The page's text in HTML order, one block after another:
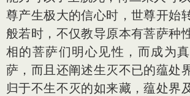
尊产生极大的信心时，世尊开始
般若时，不仅教导原本有菩萨种
相的菩萨们明心见性，而成为
萨，而且还阐述生灭不已的蕴处
归于不生不灭的如来藏，蕴处界